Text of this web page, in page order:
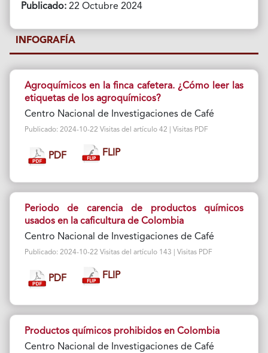
Publicado:22 Octubre 2024
INFOGRAFÍA
Agroquímicos en la finca cafetera. ¿Cómo leer las
etiquetas de los agroquímicos?
Centro Nacional de Investigaciones de Café
Publicado: 2024-10-22 Visitas del artículo 42 | Visitas PDF
PDF FLIP
Periodo de carencia de productos químicos
usados en la caficultura de Colombia
Centro Nacional de Investigaciones de Café
Publicado: 2024-10-22 Visitas del artículo 143 | Visitas PDF
PDF FLIP
Productos químicos prohibidos en Colombia
Centro Nacional de Investigaciones de Café